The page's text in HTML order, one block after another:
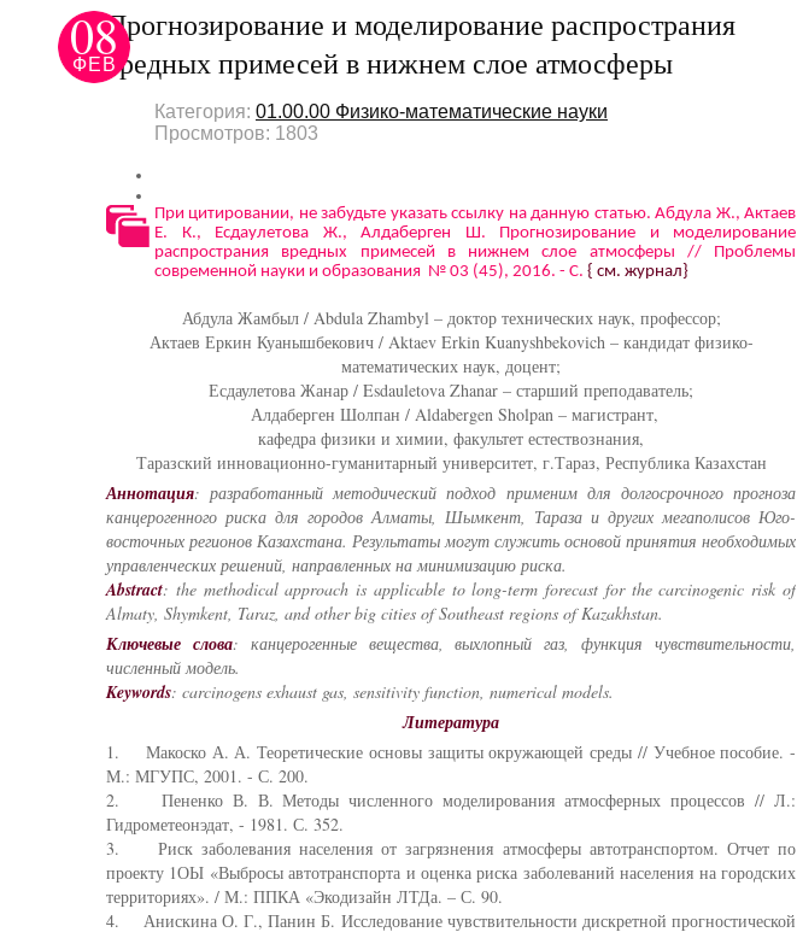
Прогнозирование и моделирование распространия
вредных примесей в нижнем слое атмосферы
Категория: 01.00.00 Физико-математические науки
08
ФЕВ
Просмотров: 1803
При цитировании, не забудьте указать ссылку на данную статью. Абдула Ж., Актаев
Е. К., Есдаулетова Ж., Алдаберген Ш. Прогнозирование и моделирование
распространия вредных примесей в нижнем слое атмосферы // Проблемы
современной науки и образования № 03 (45), 2016. - С. { см. журнал}
Абдула Жамбыл / Abdula Zhambyl – доктор технических наук, профессор;
Актаев Еркин Куанышбекович / Aktaev Erkin Kuanyshbekovich – кандидат физико-
математических наук, доцент;
Есдаулетова Жанар / Esdauletova Zhanar – старший преподаватель;
Алдаберген Шолпан / Aldabergen Sholpan – магистрант,
кафедра физики и химии, факультет естествознания,
Таразский инновационно-гуманитарный университет, г.Тараз, Республика Казахстан
Аннотация: разработанный методический подход применим для долгосрочного прогноза
канцерогенного риска для городов Алматы, Шымкент, Тараза и других мегаполисов Юго-
восточных регионов Казахстана. Результаты могут служить основой принятия необходимых
управленческих решений, направленных на минимизацию риска.
Abstract: the methodical approach is applicable to long-term forecast for the carcinogenic risk of
Almaty, Shymkent, Taraz, and other big cities of Southeast regions of Kazakhstan.
Ключевые слова: канцерогенные вещества, выхлопный газ, функция чувствительности,
численный модель.
Keywords: carcinogens exhaust gas, sensitivity function, numerical models.
Литература
1. Макоско А. А. Теоретические основы защиты окружающей среды // Учебное пособие. -
М.: МГУПС, 2001. - С. 200.
2. Пененко В. В. Методы численного моделирования атмосферных процессов // Л.:
Гидрометеонэдат, - 1981. С. 352.
3. Риск заболевания населения от загрязнения атмосферы автотранспортом. Отчет по
проекту 1ОЫ «Выбросы автотранспорта и оценка риска заболеваний населения на городских
территориях». / М.: ППКА «Экодизайн ЛТДа. – С. 90.
4. Анискина О. Г., Панин Б. Исследование чувствительности дискретной прогностической